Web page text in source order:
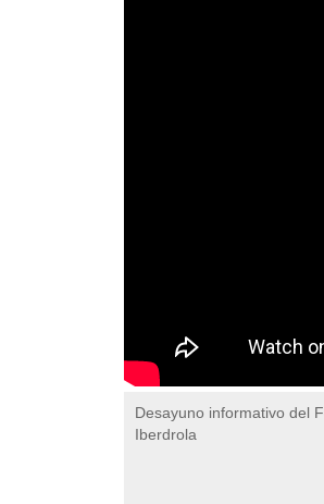
Desayuno informativo del
Iberdrola